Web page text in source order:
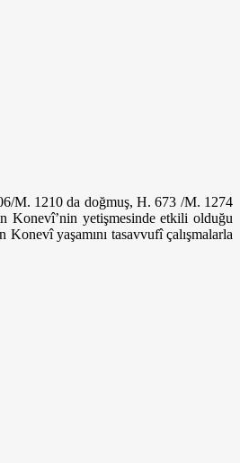
M. 1210 da doğmuş, H. 673 /M. 1274
Konevî’nin yetişmesinde etkili olduğu
yaşamını tasavvufî çalışmalarla